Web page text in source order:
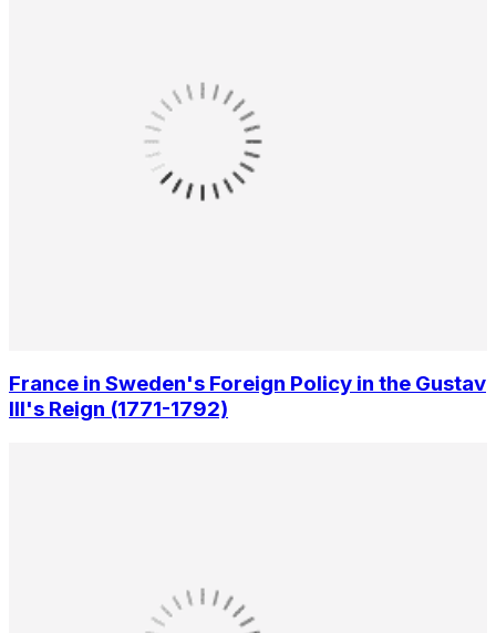
France in Sweden's Foreign Policy in the Gustav
III's Reign (1771-1792)